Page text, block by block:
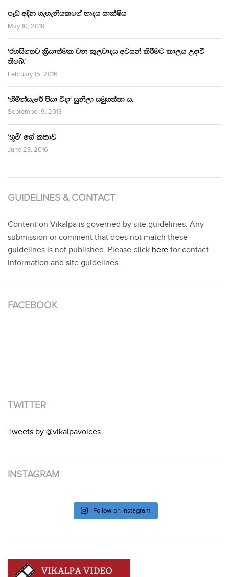
පෑඩ් අඳින ගැහැනියකගේ හෘදය සාක්ෂිය
May 10, 2019
‘රහසිගතව ක්‍රියාත්මක වන කුලවාදය අවසන් කිරීමට කාලය උදාවී
තිබේ.’
February 15, 2016
‘හිමින්සැරේ පියා විදා‘ සුනිලා සමුගත්තා ය.
September 9, 2013
‘භූමි’ ගේ කතාව
June 23, 2016
GUIDELINES & CONTACT
Content on Vikalpa is governed by site guidelines. Any
submission or comment that does not match these
guidelines is not published. Please click here for contact
information and site guidelines.
FACEBOOK
TWITTER
Tweets by @vikalpavoices
INSTAGRAM
Follow on Instagram